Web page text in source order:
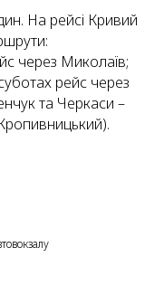
На рейсі Кривий
через Миколаїв;
рейс через
та Черкаси –